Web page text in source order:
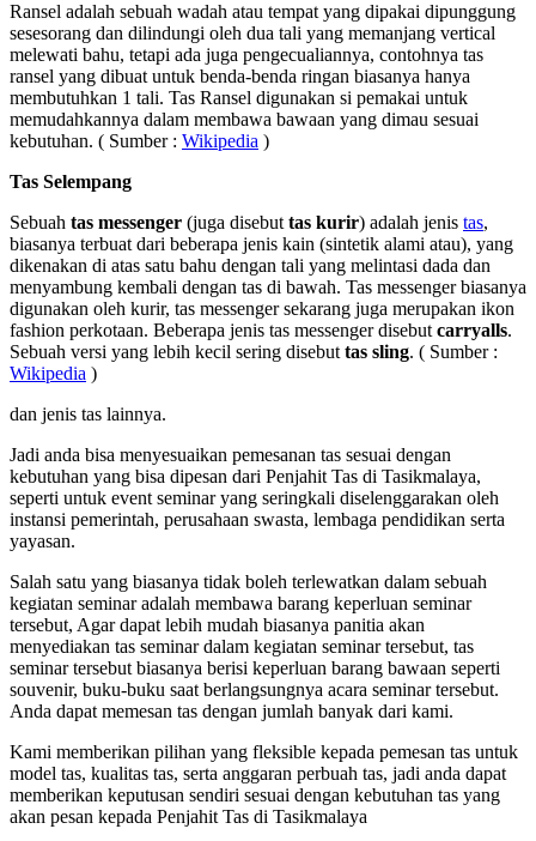
Ransel adalah sebuah wadah atau tempat yang dipakai dipunggung
sesesorang dan dilindungi oleh dua tali yang memanjang vertical
melewati bahu, tetapi ada juga pengecualiannya, contohnya tas
ransel yang dibuat untuk benda-benda ringan biasanya hanya
membutuhkan 1 tali. Tas Ransel digunakan si pemakai untuk
memudahkannya dalam membawa bawaan yang dimau sesuai
kebutuhan. ( Sumber : Wikipedia )
Tas Selempang
Sebuah tas messenger (juga disebut tas kurir) adalah jenis tas,
biasanya terbuat dari beberapa jenis kain (sintetik alami atau), yang
dikenakan di atas satu bahu dengan tali yang melintasi dada dan
menyambung kembali dengan tas di bawah. Tas messenger biasanya
digunakan oleh kurir, tas messenger sekarang juga merupakan ikon
fashion perkotaan. Beberapa jenis tas messenger disebut carryalls.
Sebuah versi yang lebih kecil sering disebut tas sling. ( Sumber :
Wikipedia )
dan jenis tas lainnya.
Jadi anda bisa menyesuaikan pemesanan tas sesuai dengan
kebutuhan yang bisa dipesan dari Penjahit Tas di Tasikmalaya,
seperti untuk event seminar yang seringkali diselenggarakan oleh
instansi pemerintah, perusahaan swasta, lembaga pendidikan serta
yayasan.
Salah satu yang biasanya tidak boleh terlewatkan dalam sebuah
kegiatan seminar adalah membawa barang keperluan seminar
tersebut, Agar dapat lebih mudah biasanya panitia akan
menyediakan tas seminar dalam kegiatan seminar tersebut, tas
seminar tersebut biasanya berisi keperluan barang bawaan seperti
souvenir, buku-buku saat berlangsungnya acara seminar tersebut.
Anda dapat memesan tas dengan jumlah banyak dari kami.
Kami memberikan pilihan yang fleksible kepada pemesan tas untuk
model tas, kualitas tas, serta anggaran perbuah tas, jadi anda dapat
memberikan keputusan sendiri sesuai dengan kebutuhan tas yang
akan pesan kepada Penjahit Tas di Tasikmalaya